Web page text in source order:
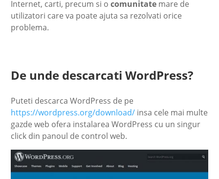
Internet, carti, precum si ocomunitate mare de
utilizatori care va poate ajuta sa rezolvati orice
problema.
De unde descarcati WordPress?
Puteti descarca WordPress de pe
https://wordpress.org/download/ insa cele mai multe
gazde web ofera instalarea WordPress cu un singur
click din panoul de control web.